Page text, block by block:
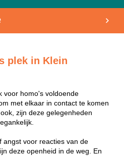
plek in Klein
voor homo's voldoende
met elkaar in contact te komen
zijn deze gelegenheden
angst voor reacties van de
deze openheid in de weg. En